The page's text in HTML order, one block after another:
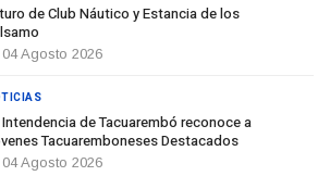
de Club Náutico y Estancia de los
04 Agosto 2026
de Tacuarembó reconoce a
Tacuaremboneses Destacados
04 Agosto 2026